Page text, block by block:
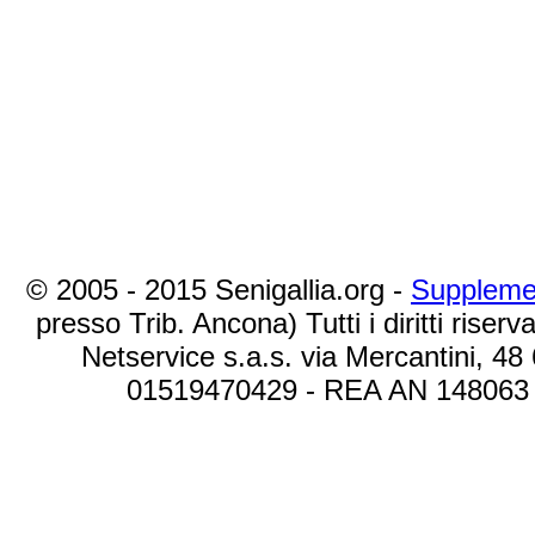
© 2005 - 2015 Senigallia.org -
presso Trib. Ancona) Tutti i diritti
Netservice s.a.s. via Mercantini,
01519470429 - REA AN